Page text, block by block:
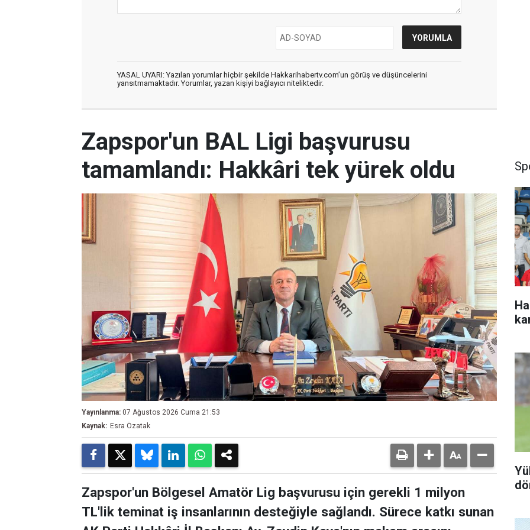
YASAL UYARI: Yazılan yorumlar hiçbir şekilde Hakkarihabertv.com’un görüş ve düşüncelerini
yansıtmamaktadır. Yorumlar, yazan kişiyi bağlayıcı niteliktedir.
Zapspor'un BAL Ligi başvurusu
tamamlandı: Hakkâri tek yürek oldu
Yayınlanma: 07 Ağustos 2026 Cuma 21:53
Kaynak: Esra Özatak
Zapspor'un Bölgesel Amatör Lig başvurusu için gerekli 1 milyon
TL'lik teminat iş insanlarının desteğiyle sağlandı. Sürece katkı sunan